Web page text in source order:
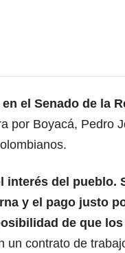
el Senado de la
por Boyacá, Pedro
interés del pueblo.
y el pago justo
de que
un contrato de